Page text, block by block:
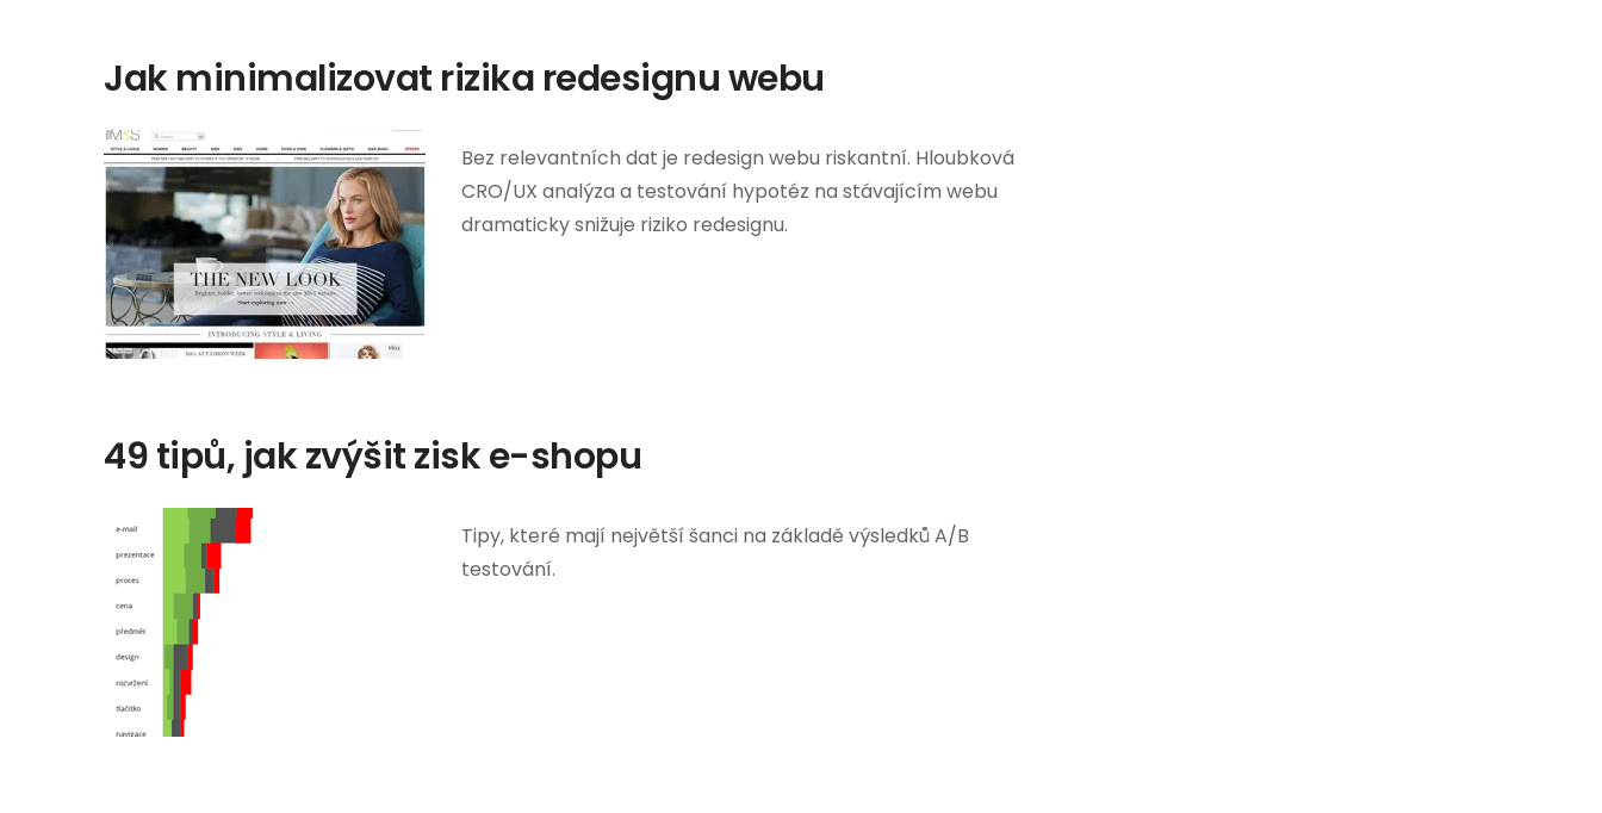
Jak minimalizovat rizika redesignu webu
Bez relevantních dat je redesign webu riskantní. Hloubková
CRO/UX analýza a testování hypotéz na stávajícím webu
dramaticky snižuje riziko redesignu.
49 tipů, jak zvýšit zisk e-shopu
Tipy, které mají největší šanci na základě výsledků A/B
testování.